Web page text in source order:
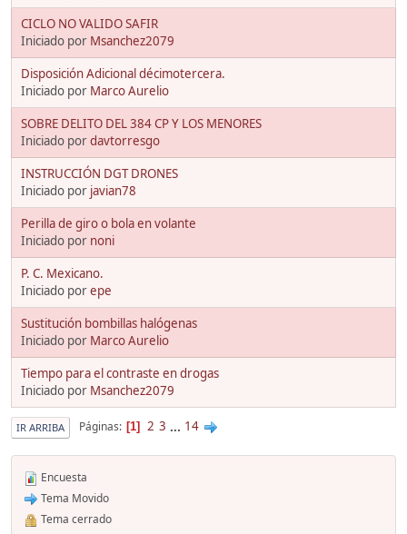
CICLO NO VALIDO SAFIR
Iniciado por Msanchez2079
Disposición Adicional décimotercera.
Iniciado por Marco Aurelio
SOBRE DELITO DEL 384 CP Y LOS MENORES
Iniciado pordavtorresgo
INSTRUCCIÓN DGT DRONES
Iniciado por javian78
Perilla de giro o bola en volante
Iniciado por noni
P. C. Mexicano.
Iniciado porepe
Sustitución bombillas halógenas
Iniciado por Marco Aurelio
Tiempo para el contraste en drogas
Iniciado por Msanchez2079
IR ARRIBA Páginas 1 2 3 ... 14
Encuesta
Tema Movido
Tema cerrado